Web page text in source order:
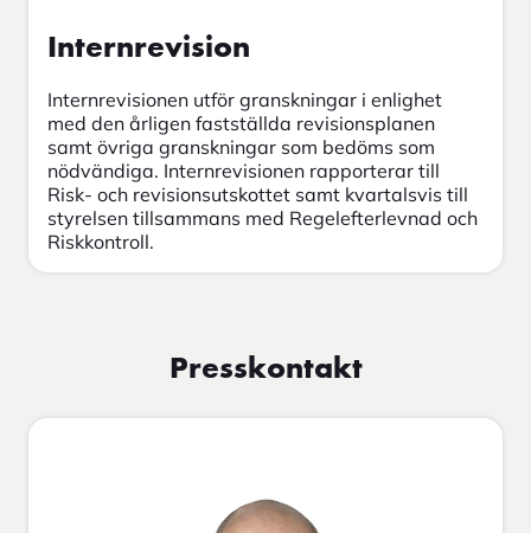
Internrevision
Internrevisionen utför granskningar i enlighet
med den årligen fastställda revisionsplanen
samt övriga granskningar som bedöms som
nödvändiga. Internrevisionen rapporterar till
Risk- och revisionsutskottet samt kvartalsvis till
styrelsen tillsammans med Regelefterlevnad och
Riskkontroll.
Presskontakt